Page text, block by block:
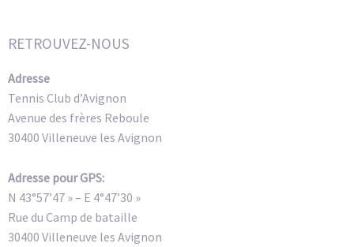
RETROUVEZ-NOUS
Adresse
Tennis Club d’Avignon
Avenue des frères Reboule
30400 Villeneuve les Avignon
Adresse pour GPS:
N 43°57’47 » – E 4°47’30 »
Rue du Camp de bataille
30400 Villeneuve les Avignon